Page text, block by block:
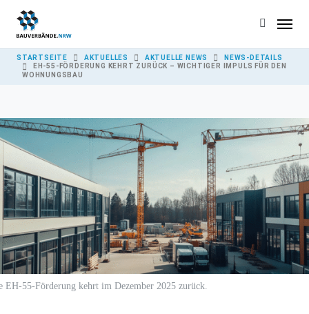
YOU ARE HERE:
STARTSEITE AKTUELLES AKTUELLE NEWS
NEWS-DETAILS
EH-55-FÖRDERUNG KEHRT ZURÜCK – WICHTIGER IMPULS FÜR DEN
WOHNUNGSBAU
EH-55-Förderung kehrt im Dezember 2025 zurück.